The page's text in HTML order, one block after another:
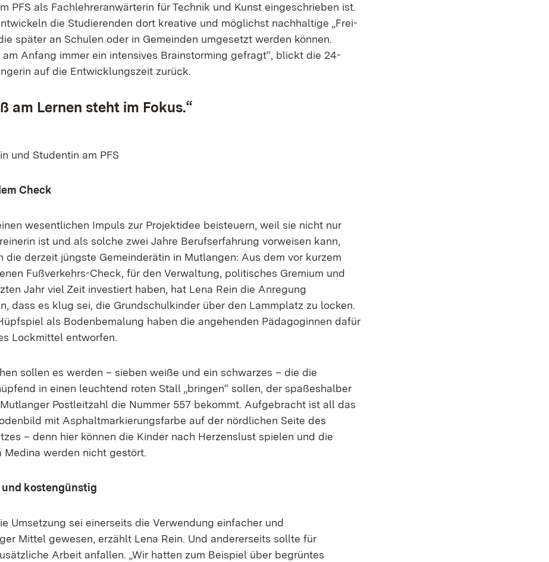
PFS als Fachlehreranwärterin für Technik und Kunst eingeschrieben ist.
die Studierenden dort kreative und möglichst nachhaltige „Frei-
später an Schulen oder in Gemeinden umgesetzt werden können.
am Anfang immer ein intensives Brainstorming gefragt“, blickt die 24-
auf die Entwicklungszeit zurück.
am Lernen steht im Fokus.“
und Studentin am PFS
Check
wesentlichen Impuls zur Projektidee beisteuern, weil sie nicht nur
ist und als solche zwei Jahre Berufserfahrung vorweisen kann,
die derzeit jüngste Gemeinderätin in Mutlangen: Aus dem vor kurzem
Fußverkehrs-Check, für den Verwaltung, politisches Gremium und
Jahr viel Zeit investiert haben, hat Lena Rein die Anregung
dass es klug sei, die Grundschulkinder über den Lammplatz zu locken.
als Bodenbemalung haben die angehenden Pädagoginnen dafür
Lockmittel entworfen.
sollen es werden – sieben weiße und ein schwarzes – die die
in einen leuchtend roten Stall „bringen“ sollen, der spaßeshalber
Postleitzahl die Nummer 557 bekommt. Aufgebracht ist all das
mit Asphaltmarkierungsfarbe auf der nördlichen Seite des
– denn hier können die Kinder nach Herzenslust spielen und die
Medina werden nicht gestört.
kostengünstig
Umsetzung sei einerseits die Verwendung einfacher und
Mittel gewesen, erzählt Lena Rein. Und andererseits sollte für
Arbeit anfallen. „Wir hatten zum Beispiel über begrüntes